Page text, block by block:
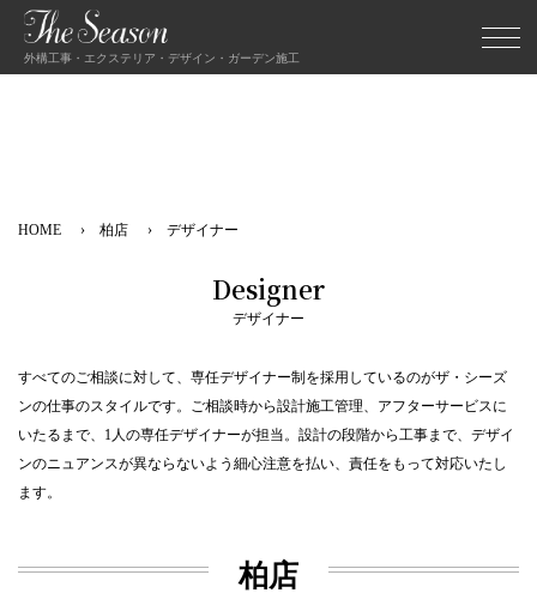
外構工事・エクステリア・デザイン・ガーデン施工
HOME 柏店 デザイナー
Designer
デザイナー
すべてのご相談に対して、専任デザイナー制を採用しているのがザ・シーズ
ンの仕事のスタイルです。ご相談時から設計施工管理、アフターサービスに
いたるまで、1人の専任デザイナーが担当。設計の段階から工事まで、デザイ
ンのニュアンスが異ならないよう細心注意を払い、責任をもって対応いたし
ます。
柏店